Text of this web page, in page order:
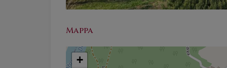
Mappa
+